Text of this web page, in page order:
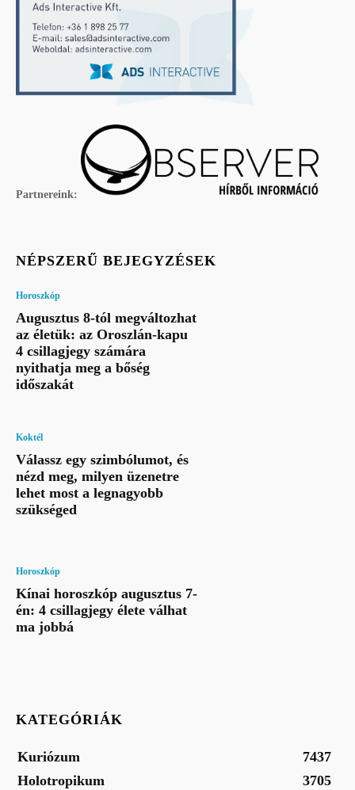
Partnereink:
NÉPSZERŰ BEJEGYZÉSEK
Horoszkóp
Augusztus 8-tól megváltozhat
az életük: az Oroszlán-kapu
4 csillagjegy számára
nyithatja meg a bőség
időszakát
Koktél
Válassz egy szimbólumot, és
nézd meg, milyen üzenetre
lehet most a legnagyobb
szükséged
Horoszkóp
Kínai horoszkóp augusztus 7-
én: 4 csillagjegy élete válhat
ma jobbá
KATEGÓRIÁK
Kuriózum
7437
Holotropikum
3705